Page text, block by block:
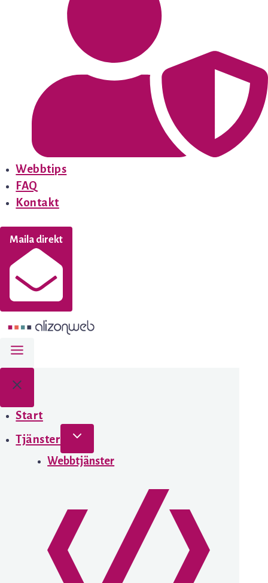
Webbtips
FAQ
Kontakt
Maila direkt
Start
Tjänster
Webbtjänster